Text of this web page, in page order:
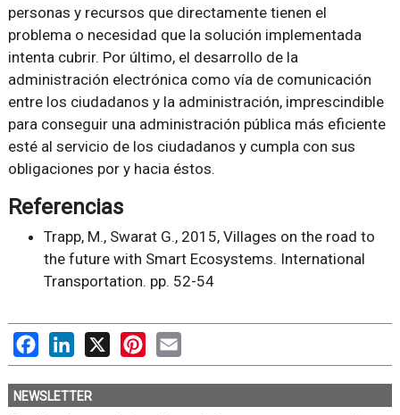
personas y recursos que directamente tienen el
problema o necesidad que la solución implementada
intenta cubrir. Por último, el desarrollo de la
administración electrónica como vía de comunicación
entre los ciudadanos y la administración, imprescindible
para conseguir una administración pública más eficiente
esté al servicio de los ciudadanos y cumpla con sus
obligaciones por y hacia éstos.
Referencias
Trapp, M., Swarat G., 2015, Villages on the road to
the future with Smart Ecosystems. International
Transportation. pp. 52-54
FacebookLinkedIn
X PinterestEmail
NEWSLETTER